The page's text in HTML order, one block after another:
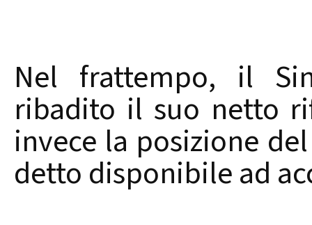
Nel frattempo, il
ribadito il suo netto
invece la posizione
detto disponibile ad